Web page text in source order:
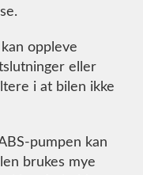
oppleve
eller
i at bilen ikke
pumpen kan
brukes mye